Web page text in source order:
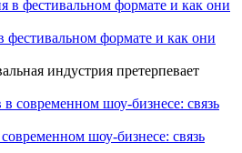
фестивальном формате и как они
индустрия претерпевает
шоу-бизнесе: связь